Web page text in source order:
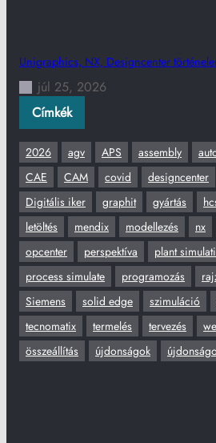
Unigraphics, NX, Designcenter
júl 25, 2026
Címkék
2026 agv APS assembly
CAE
CAM covid designcenter
Digitális iker
graphit gyártás
letöltés
mendix modellezés nx
opcenter
perspektíva plant
process simulate
programozás
Siemens
solid edge szimuláció
tecnomatix
termelés tervezés
összeállítás
újdonságok